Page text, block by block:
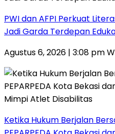
PWI dan AFPI Perkuat
Jadi Garda Terdepan
Agustus 6, 2026 | 3:08 pm
Ketika Hukum Berjalan